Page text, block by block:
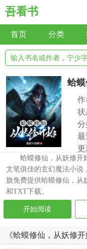
吾看书
首页 分类
蛤
作
状
分
最
更
蛤蟆修仙，从妖修开
文笔俱佳的玄幻魔法小说
旗免费提供蛤蟆修仙，从
和TXT下载。
开始阅读
《蛤蟆修仙，从妖修